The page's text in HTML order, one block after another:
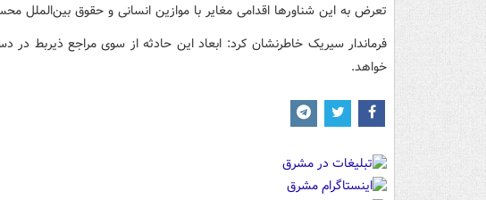
تعرض به این شناورها اقدامی مغایر با موازین انسانی و حقوق بین‌الملل
فرماندار سیریک خاطرنشان کرد: ابعاد این حادثه از سوی مراجع ذیربط
خواهد.